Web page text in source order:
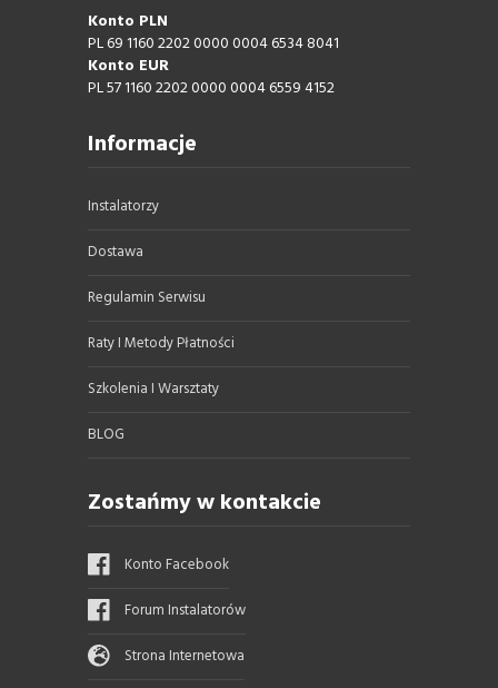
Konto PLN
PL 69 1160 2202 0000 0004 6534 8041
Konto EUR
PL 57 1160 2202 0000 0004 6559 4152
Informacje
Instalatorzy
Dostawa
Regulamin Serwisu
Raty I Metody Płatności
Szkolenia I Warsztaty
BLOG
Zostańmy w kontakcie
Konto Facebook
Forum Instalatorów
Strona Internetowa